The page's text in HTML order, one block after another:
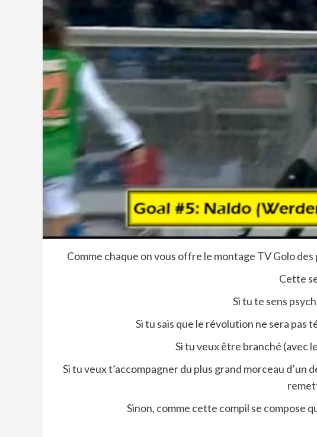
Comme chaque on vous offre le montage TV Golo
Cette
Si tu te sens
Si tu sais que le révolution ne sera pas
Si tu veux être branché (avec
Si tu veux t’accompagner du plus grand morceau d’un
Sinon, comme cette compil se compose